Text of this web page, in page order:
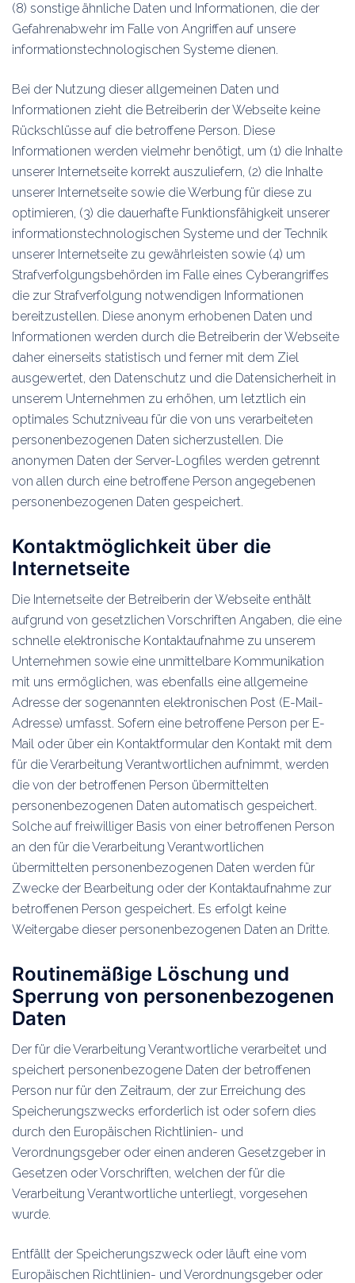
(8) sonstige ähnliche Daten und Informationen, die der
Gefahrenabwehr im Falle von Angriffen auf unsere
informationstechnologischen Systeme dienen.
Bei der Nutzung dieser allgemeinen Daten und
Informationen zieht die Betreiberin der Webseite keine
Rückschlüsse auf die betroffene Person. Diese
Informationen werden vielmehr benötigt, um (1) die Inhalte
unserer Internetseite korrekt auszuliefern, (2) die Inhalte
unserer Internetseite sowie die Werbung für diese zu
optimieren, (3) die dauerhafte Funktionsfähigkeit unserer
informationstechnologischen Systeme und der Technik
unserer Internetseite zu gewährleisten sowie (4) um
Strafverfolgungsbehörden im Falle eines Cyberangriffes
die zur Strafverfolgung notwendigen Informationen
bereitzustellen. Diese anonym erhobenen Daten und
Informationen werden durch die Betreiberin der Webseite
daher einerseits statistisch und ferner mit dem Ziel
ausgewertet, den Datenschutz und die Datensicherheit in
unserem Unternehmen zu erhöhen, um letztlich ein
optimales Schutzniveau für die von uns verarbeiteten
personenbezogenen Daten sicherzustellen. Die
anonymen Daten der Server-Logfiles werden getrennt
von allen durch eine betroffene Person angegebenen
personenbezogenen Daten gespeichert.
Kontaktmöglichkeit über die
Internetseite
Die Internetseite der Betreiberin der Webseite enthält
aufgrund von gesetzlichen Vorschriften Angaben, die eine
schnelle elektronische Kontaktaufnahme zu unserem
Unternehmen sowie eine unmittelbare Kommunikation
mit uns ermöglichen, was ebenfalls eine allgemeine
Adresse der sogenannten elektronischen Post (E-Mail-
Adresse) umfasst. Sofern eine betroffene Person per E-
Mail oder über ein Kontaktformular den Kontakt mit dem
für die Verarbeitung Verantwortlichen aufnimmt, werden
die von der betroffenen Person übermittelten
personenbezogenen Daten automatisch gespeichert.
Solche auf freiwilliger Basis von einer betroffenen Person
an den für die Verarbeitung Verantwortlichen
übermittelten personenbezogenen Daten werden für
Zwecke der Bearbeitung oder der Kontaktaufnahme zur
betroffenen Person gespeichert. Es erfolgt keine
Weitergabe dieser personenbezogenen Daten an Dritte.
Routinemäßige Löschung und
Sperrung von personenbezogenen
Daten
Der für die Verarbeitung Verantwortliche verarbeitet und
speichert personenbezogene Daten der betroffenen
Person nur für den Zeitraum, der zur Erreichung des
Speicherungszwecks erforderlich ist oder sofern dies
durch den Europäischen Richtlinien- und
Verordnungsgeber oder einen anderen Gesetzgeber in
Gesetzen oder Vorschriften, welchen der für die
Verarbeitung Verantwortliche unterliegt, vorgesehen
wurde.
Entfällt der Speicherungszweck oder läuft eine vom
Europäischen Richtlinien- und Verordnungsgeber oder